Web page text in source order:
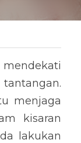
menjaga
kisaran
lakukan